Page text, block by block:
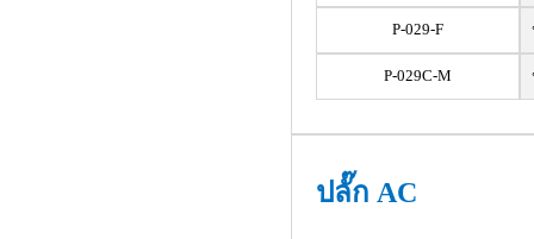
P-029-F
P-029C-M
ปลั๊ก AC